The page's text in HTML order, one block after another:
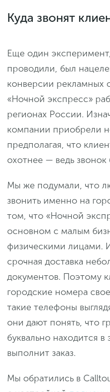
Куда звонят
Еще один
проводили, был
конверсии рекламных
«Ночной экспресс»
регионах России.
компании приобрели
предполагая, что
охотнее — ведь звонок
Мы же подумали, что
звонить именно на
том, что «Ночной
основном с малым
физическими лицами.
срочная доставка
документов. Поэтому
городские номера
такие телефоны
они дают понять, что
буквально находится
выполнит заказ.
Мы обратились в